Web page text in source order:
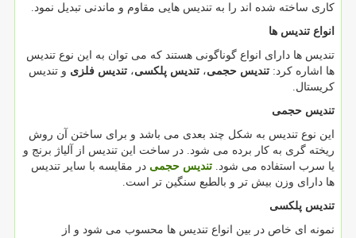
کاری ساخته شده اند را به تندیس هایی مقاوم و ماندنی تبدیل نمود.
انواع تندیس ها
تندیس ها دارای انواع گوناگونی هستند که می توان به این نوع تندیس
ها اشاره کرد: تندیس حجمی، تندیس پلکسی، تندیس فلزی و تندیس
کریستال.
تندیس حجمی
این نوع تندیس به شکل چند بعدی می باشد و برای ساختن آن روش
ریخته گری به کار برده می شود. در ساخت این تندیس از آلیاژ برنج و
یا سرب استفاده می شود. تندیس حجمی در مقایسه با سایر تندیس
ها دارای وزن بیش تر و بالطبع سنگین تر است.
تندیس پلکسی
نمونه ای خاص در بین انواع تندیس ها محسوب می شود و از